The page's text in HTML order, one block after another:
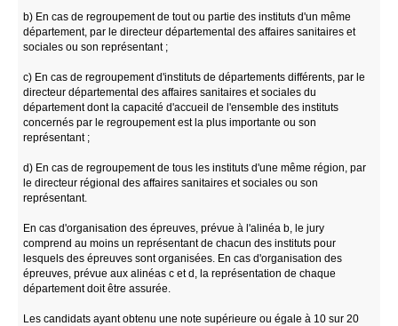
b) En cas de regroupement de tout ou partie des instituts d'un même
département, par le directeur départemental des affaires sanitaires et
sociales ou son représentant ;
c) En cas de regroupement d'instituts de départements différents, par le
directeur départemental des affaires sanitaires et sociales du
département dont la capacité d'accueil de l'ensemble des instituts
concernés par le regroupement est la plus importante ou son
représentant ;
d) En cas de regroupement de tous les instituts d'une même région, par
le directeur régional des affaires sanitaires et sociales ou son
représentant.
En cas d'organisation des épreuves, prévue à l'alinéa b, le jury
comprend au moins un représentant de chacun des instituts pour
lesquels des épreuves sont organisées. En cas d'organisation des
épreuves, prévue aux alinéas c et d, la représentation de chaque
département doit être assurée.
Les candidats ayant obtenu une note supérieure ou égale à 10 sur 20